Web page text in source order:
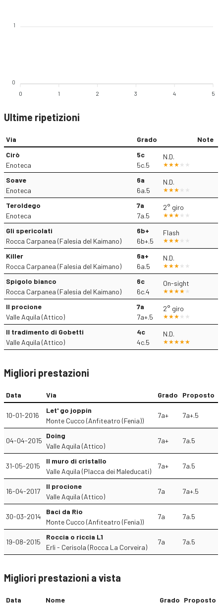
1
0
0 1 2 3 4 5
Ultime ripetizioni
Via Grado
Note
Cirò
Enoteca
5c
5c.5
N.D.
Soave
Enoteca
6a
6a.5
N.D.
Teroldego
Enoteca
7a
7a.5
2° giro
Gli spericolati
Rocca Carpanea (Falesia del Kaimano)
6b+
6b+.5
Flash
Killer
Rocca Carpanea (Falesia del Kaimano)
6a+
6a.5
N.D.
Spigolo bianco
Rocca Carpanea (Falesia del Kaimano)
6c
6c.4
On-sight
Il procione
Valle Aquila (Attico)
7a
7a+.5
2° giro
Il tradimento di Gobetti
Valle Aquila (Attico)
4c
4c.5
N.D.
Migliori prestazioni
Data Via Grado Proposto
10-01-2016
Let' go joppin
Monte Cucco (Anfiteatro (Fenia))
7a+ 7a+.5
04-04-2015
Doing
Valle Aquila (Attico)
7a+ 7a.5
31-05-2015
Il muro di cristallo
Valle Aquila (Placca dei Maleducati)
7a+ 7a.5
16-04-2017
Il procione
Valle Aquila (Attico)
7a 7a+.5
30-03-2014
Baci da Rio
Monte Cucco (Anfiteatro (Fenia))
7a 7a.5
19-08-2015
Roccia o riccia L1
Erli - Cerisola (Rocca La Corveira)
7a 7a.5
Migliori prestazioni a vista
Data Nome Grado Proposto